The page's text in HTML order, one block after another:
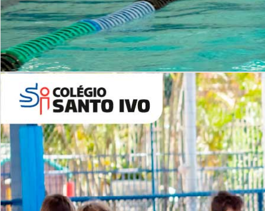
Período Integral | Saiba mais
Lista de vídeos